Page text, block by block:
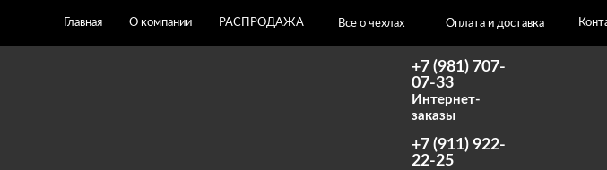
Главная О компании РАСПРОДАЖА Все о чехлах Оплата и доставка
+7 (981) 707-
07-33
Интернет-
заказы
+7 (911) 922-
22-25